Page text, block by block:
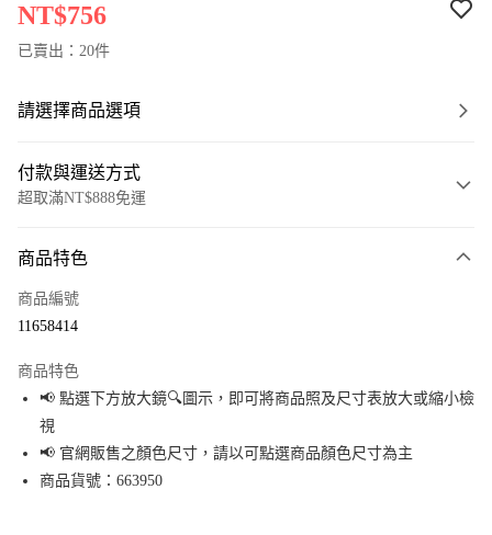
NT$756
已賣出：20件
請選擇商品選項
付款與運送方式
超取滿NT$888免運
信用卡一次付款
Apple Pay
街口支付
悠遊付
商品特色
商品編號
11658414
商品特色
📢 點選下方放大鏡🔍圖示，即可將商品照及尺寸表放大或縮小檢
視
📢 官網販售之顏色尺寸，請以可點選商品顏色尺寸為主
商品貨號：663950